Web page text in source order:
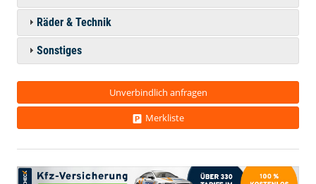
Räder & Technik
Sonstiges
Unverbindlich anfragen
Merkliste